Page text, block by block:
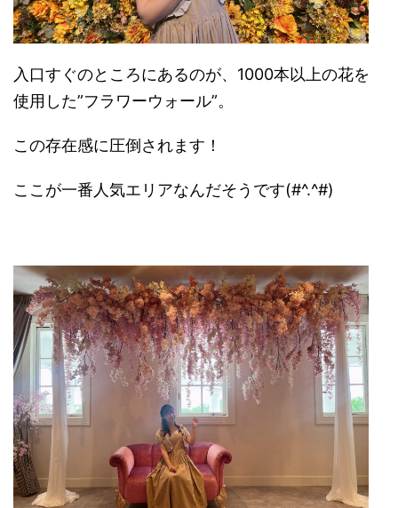
入口すぐのところにあるのが、 1000本以上の花を
使用した”フラワーウォール”。
この存在感に圧倒されます！
ここが一番人気エリアなんだそうです(#^.^#)